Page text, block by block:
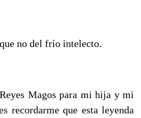
no del frío intelecto.
Magos para mi hija y mi
recordarme que esta leyenda